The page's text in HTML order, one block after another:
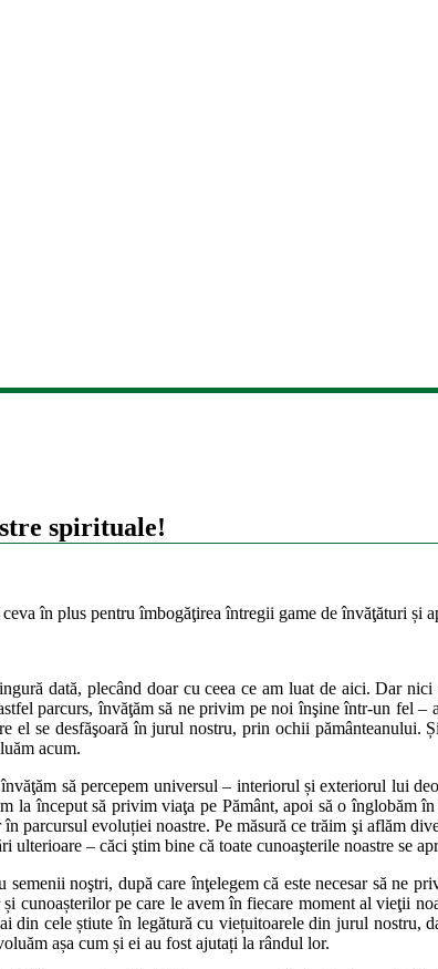
spirituale!
în plus pentru îmbogăţirea întregii game de învăţături și
dată, plecând doar cu ceea ce am luat de aici. Dar
parcurs, învăţăm să ne privim pe noi înşine într-un fel
se desfăşoară în jurul nostru, prin ochii pământeanului.
acum.
să percepem universul – interiorul și exteriorul lui
la început să privim viaţa pe Pământ, apoi să o înglobăm
parcursul evoluției noastre. Pe măsură ce trăim şi aflăm
ulterioare – căci ştim bine că toate cunoaşterile noastre se
noştri, după care înţelegem că este necesar să
cunoașterilor pe care le avem în fiecare moment al vieţii
din cele știute în legătură cu viețuitoarele din jurul nostru,
așa cum și ei au fost ajutați la rândul lor.